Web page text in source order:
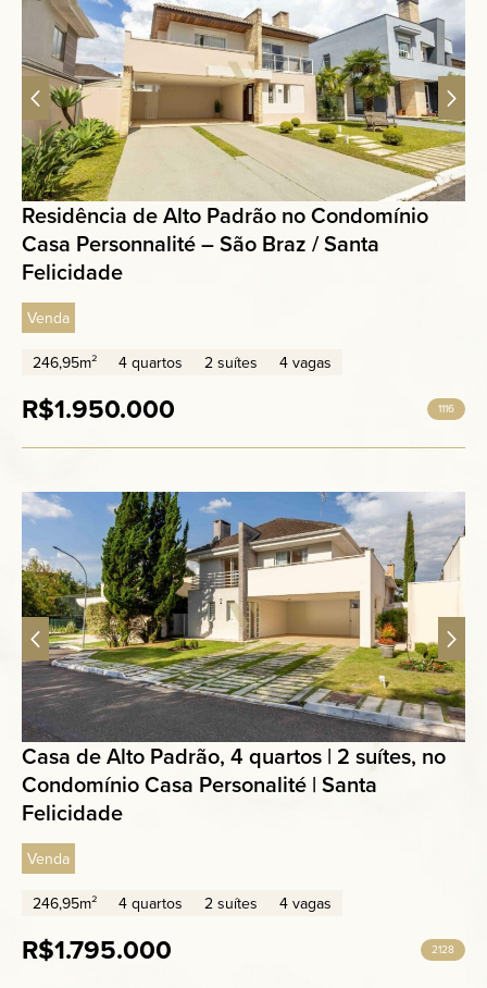
Residência de Alto Padrão no Condomínio
Casa Personnalité – São Braz / Santa
Felicidade
Venda
246,95m² 4 quartos 2 suítes 4 vagas
R$1.950.000 1116
Casa de Alto Padrão, 4 quartos | 2 suítes, no
Condomínio Casa Personalité | Santa
Felicidade
Venda
246,95m² 4 quartos 2 suítes 4 vagas
R$1.795.000 2128